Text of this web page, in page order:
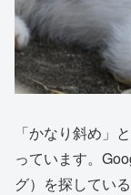
「かなり斜め」
っています。
グ）を探してい